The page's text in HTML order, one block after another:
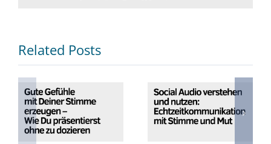
Related Posts
mit Deiner
Stimme
erzeugen – Wie
Du präsentierst
verstehen und
nutzen: